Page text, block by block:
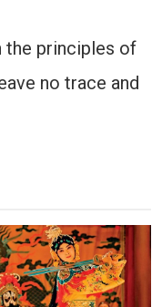
the principles of
no trace and